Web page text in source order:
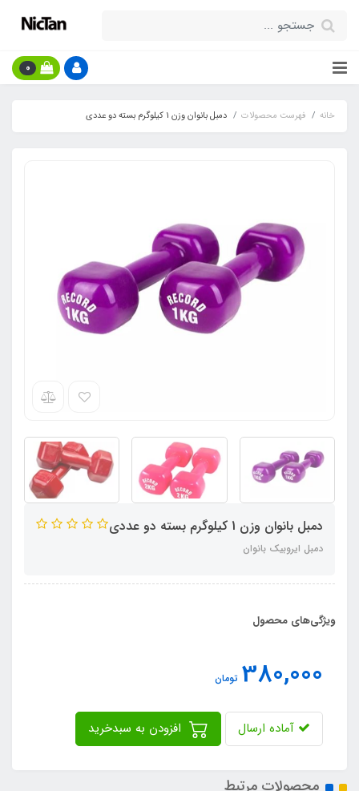
0
خانه فهرست محصولات دمبل بانوان وزن 1 کیلوگرم بسته دو عددی
دمبل بانوان وزن 1 کیلوگرم بسته دو عددی
دمبل ایروبیک بانوان
ویژگی‌های محصول
380,000 تومان
آماده ارسال
محصولات مرتبط